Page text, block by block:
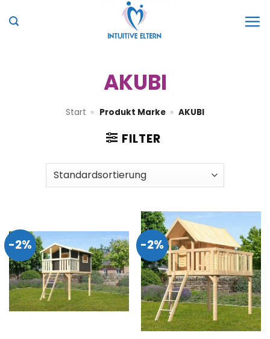
Inhalt
AKUBI
Start » Produkt Marke » AKUBI
FILTER
-2% -2%